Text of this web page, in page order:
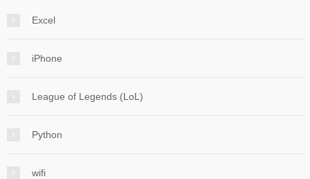
Excel
iPhone
League of Legends (LoL)
Python
wifi